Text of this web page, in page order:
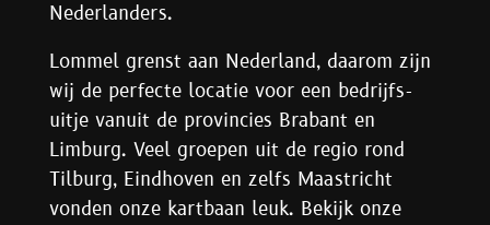
Nederlanders.
Lommel grenst aan Nederland, daarom zijn
wij de perfecte locatie voor een bedrijfs-
uitje vanuit de provincies Brabant en
Limburg. Veel groepen uit de regio rond
Tilburg, Eindhoven en zelfs Maastricht
vonden onze kartbaan leuk. Bekijk onze